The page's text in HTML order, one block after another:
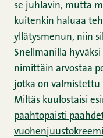
se juhlavin, mutta
kuitenkin haluaa
yllätysmenun, niin
Snellmanilla
nimittäin arvostaa
jotka on valmistettu
Miltäs kuulostaisi
paahtopaisti